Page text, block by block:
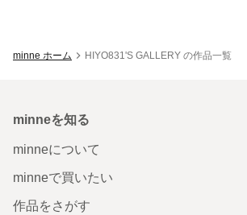
minne ホーム HIYO831'S GALLERY の作品一覧
minneを知る
minneについて
minneで買いたい
作品をさがす